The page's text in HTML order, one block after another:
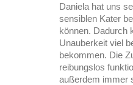
Daniela hat uns
sensiblen Kater
können. Dadurch
Unauberkeit viel
bekommen. Die
reibungslos
außerdem immer